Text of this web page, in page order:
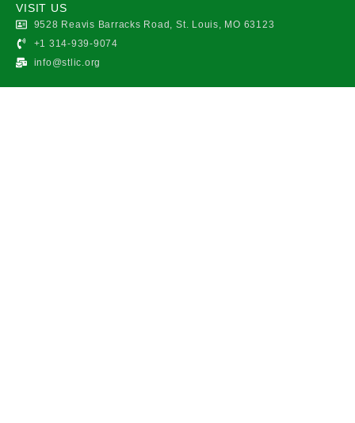
VISIT US
9528 Reavis Barracks Road, St. Louis, MO 63123
+1 314-939-9074
info@stlic.org